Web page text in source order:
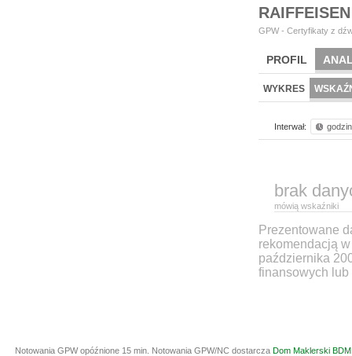
GPW - Certyfikaty z
PROFIL
WYKRES
Interwał:
brak
mówią wskaźniki
Prezentowane
rekomendacją
października
finansowych lub
Notowania GPW opóźnione 15 min. Notowania GPW/NC dostarcza Dom Maklerski